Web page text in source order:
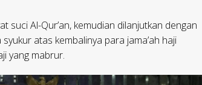
suci Al-Qur’an, kemudian dilanjutkan dengan
atas kembalinya para jama’ah haji
yang mabrur.